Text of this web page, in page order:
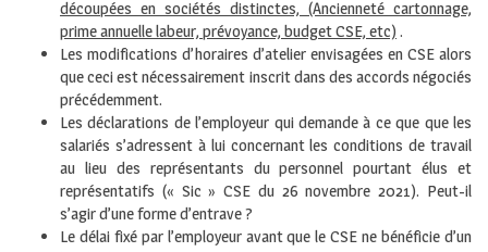
découpées en sociétés distinctes, (Ancienneté cartonnage,
prime annuelle labeur, prévoyance, budget CSE, etc) .
Les modifications d’horaires d’atelier envisagées en CSE alors
que ceci est nécessairement inscrit dans des accords négociés
précédemment.
Les déclarations de l’employeur qui demande à ce que que les
salariés s’adressent à lui concernant les conditions de travail
au lieu des représentants du personnel pourtant élus et
représentatifs (« Sic » CSE du 26 novembre 2021). Peut-il
s’agir d’une forme d’entrave ?
Le délai fixé par l’employeur avant que le CSE ne bénéficie d’un